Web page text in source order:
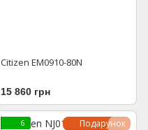
Citizen EM0910-80N
15 860 грн
Подарунок
6